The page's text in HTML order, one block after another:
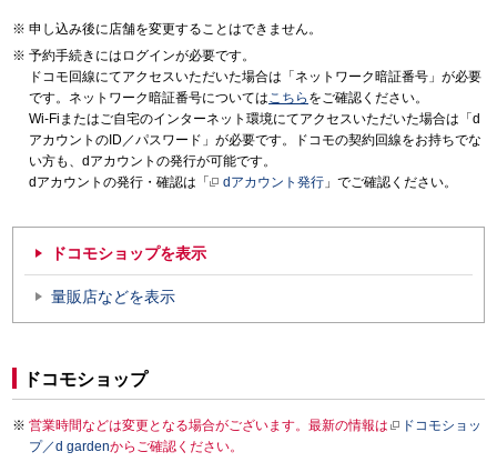
申し込み後に店舗を変更することはできません。
予約手続きにはログインが必要です。
ドコモ回線にてアクセスいただいた場合は「ネットワーク暗証番号」が必要
です。ネットワーク暗証番号についてはこちら をご確認ください。
Wi-Fiまたはご自宅のインターネット環境にてアクセスいただいた場合は「d
アカウントのID／パスワード」が必要です。ドコモの契約回線をお持ちでな
い方も、dアカウントの発行が可能です。
dアカウントの発行・確認は「
dアカウント発行 」でご確認ください。
ドコモショップを表示
量販店などを表示
ドコモショップ
営業時間などは変更となる場合がございます。最新の情報は
ドコモショッ
プ／d gardenからご確認ください。